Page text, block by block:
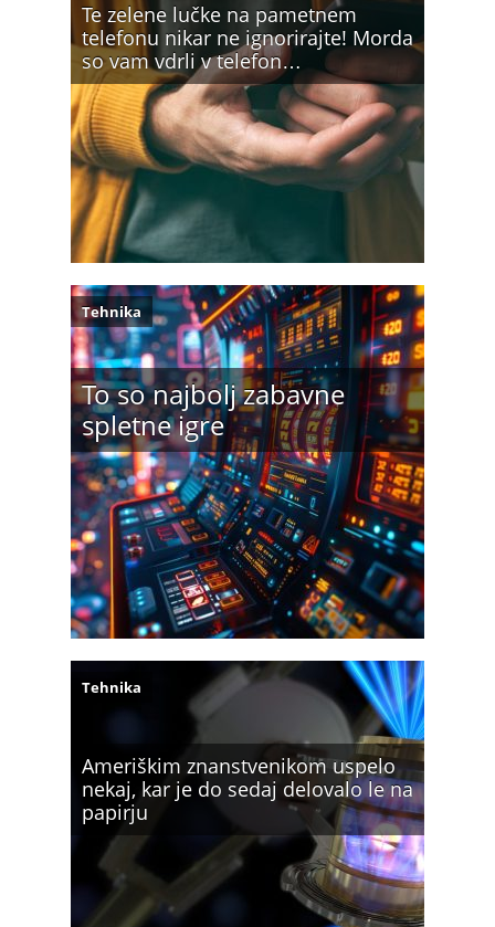
Te zelene lučke na pametnem
telefonu nikar ne ignorirajte! Morda
so vam vdrli v telefon…
To so najbolj zabavne
spletne igre
Tehnika
Ameriškim znanstvenikom uspelo
nekaj, kar je do sedaj delovalo le na
papirju
Tehnika